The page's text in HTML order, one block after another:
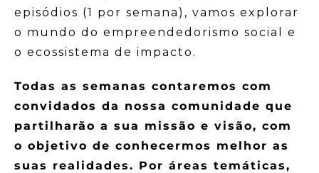
episódios (1 por semana), vamos explorar
o mundo do empreendedorismo social e
o ecossistema de impacto.
Todas as semanas contaremos com
convidados da nossa comunidade que
partilharão a sua missão e visão, com
o objetivo de conhecermos melhor as
suas realidades. Por áreas temáticas,